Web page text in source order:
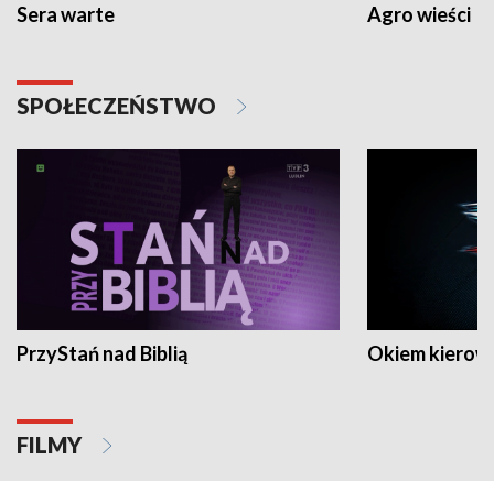
Sera warte Agro wieści
SPOŁECZEŃSTWO
PrzyStań nad Biblią Okiem
FILMY